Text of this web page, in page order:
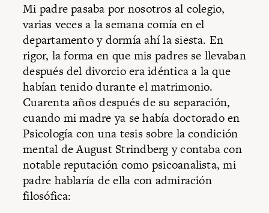
Mi padre pasaba por nosotros al colegio,
varias veces a la semana comía en el
departamento y dormía ahí la siesta. En
rigor, la forma en que mis padres se llevaban
después del divorcio era idéntica a la que
habían tenido durante el matrimonio.
Cuarenta años después de su separación,
cuando mi madre ya se había doctorado en
Psicología con una tesis sobre la condición
mental de August Strindberg y contaba con
notable reputación como psicoanalista, mi
padre hablaría de ella con admiración
filosófica: